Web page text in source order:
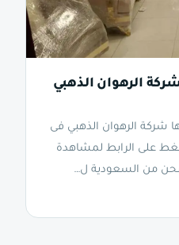
الرهوان الذهبي
شركة الرهوان الذهبي فى
على الرابط لمشاهدة
من السعودية ل…